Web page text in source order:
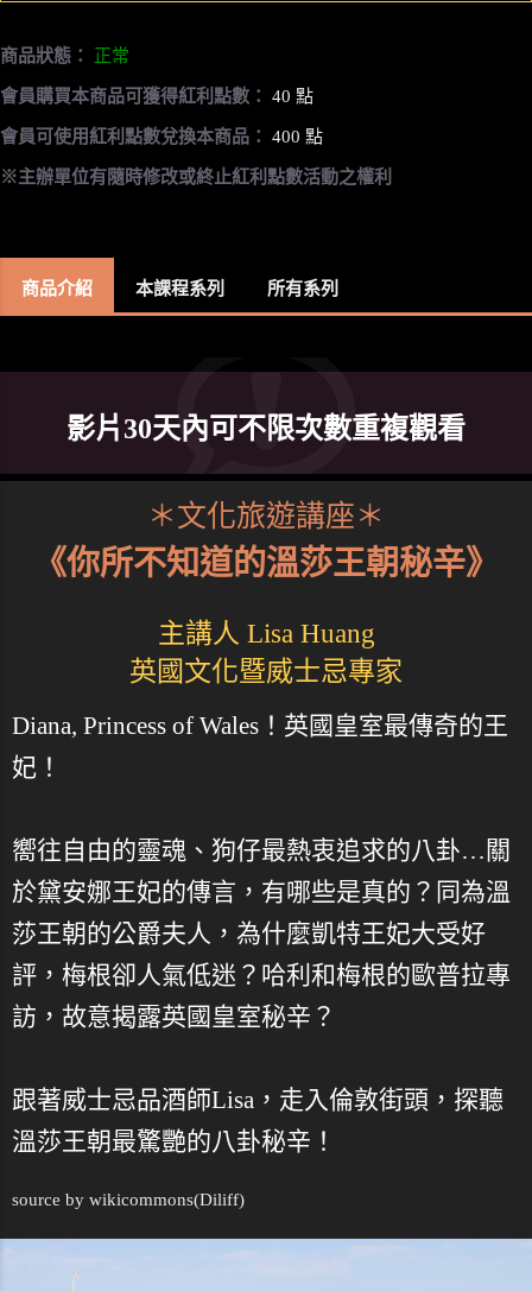
商品狀態： 正常
會員購買本商品可獲得紅利點數： 40 點
會員可使用紅利點數兌換本商品： 400 點
※主辦單位有隨時修改或終止紅利點數活動之權利
商品介紹 本課程系列 所有系列
影片30天內可不限次數重複觀看
＊文化旅遊講座＊
《你所不知道的溫莎王朝秘辛》
主講人 Lisa Huang
英國文化暨威士忌專家
Diana, Princess of Wales！英國皇室最傳奇的王
妃！
嚮往自由的靈魂、狗仔最熱衷追求的八卦…關
於黛安娜王妃的傳言，有哪些是真的？同為溫
莎王朝的公爵夫人，為什麼凱特王妃大受好
評，梅根卻人氣低迷？哈利和梅根的歐普拉專
訪，故意揭露英國皇室秘辛？
跟著威士忌品酒師Lisa，走入倫敦街頭，探聽
溫莎王朝最驚艷的八卦秘辛！
source by wikicommons(Diliff)